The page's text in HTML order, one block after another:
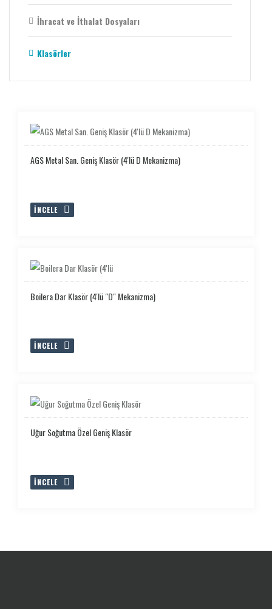
İhracat ve İthalat Dosyaları
Klasörler
AGS Metal San. Geniş Klasör (4'lü D Mekanizma)
İNCELE
Boilera Dar Klasör (4'lü "D" Mekanizma)
İNCELE
Uğur Soğutma Özel Geniş Klasör
İNCELE